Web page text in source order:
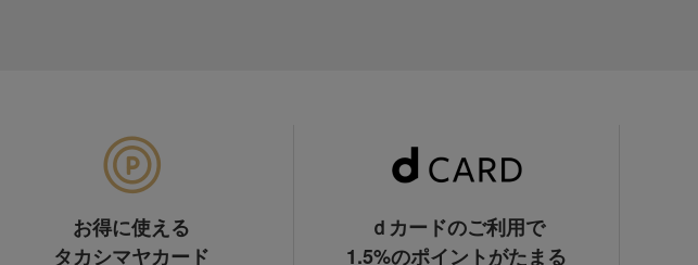
お得に使える
タカシマヤカード
ｄカードのご利用で
1.5%のポイントがたまる